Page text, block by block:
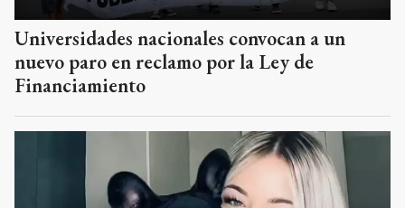
Universidades nacionales convocan a un
nuevo paro en reclamo por la Ley de
Financiamiento